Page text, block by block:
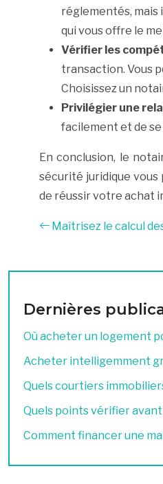
réglementés, mais
qui vous offre le
Vérifier les
transaction. Vous
Choisissez un
Privilégier une
facilement et de
En conclusion, le
sécurité juridique
de réussir votre achat
Maîtrisez le calcul
Dernières
Où acheter un logement
Acheter intelligemment
Quels courtiers
Quels points vérifier
Comment financer une